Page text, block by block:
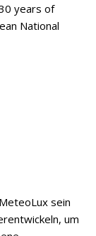
years of
National
sein
um